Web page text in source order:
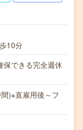
10分
できる完全週休
)※直雇用後～フ